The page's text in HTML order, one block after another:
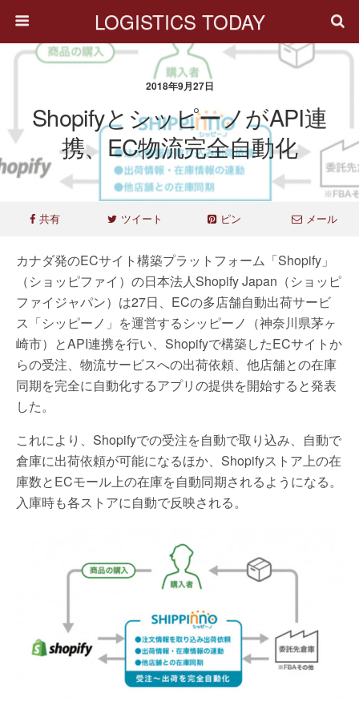
LOGISTICS TODAY
2018年9月27日
ShopifyとシッピーノがAPI連
携、EC物流完全自動化
共有 ツイート ピン メール
カナダ発のECサイト構築プラットフォーム「Shopify」
（ショッピファイ）の日本法人Shopify Japan（ショッピ
ファイジャパン）は27日、ECの多店舗自動出荷サービ
ス「シッピーノ」を運営するシッピーノ（神奈川県茅ヶ
崎市）とAPI連携を行い、Shopifyで構築したECサイトか
らの受注、物流サービスへの出荷依頼、他店舗との在庫
同期を完全に自動化するアプリの提供を開始すると発表
した。
これにより、Shopifyでの受注を自動で取り込み、自動で
倉庫に出荷依頼が可能になるほか、Shopifyストア上の在
庫数とECモール上の在庫を自動同期されるようになる。
入庫時も各ストアに自動で反映される。